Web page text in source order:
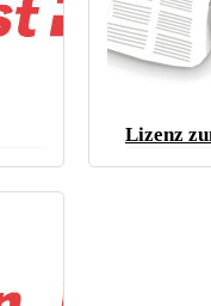
Lizenz